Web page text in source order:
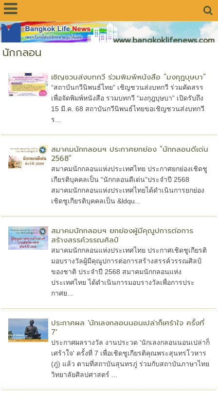
www.bangkoklifenews.com
นักกลอน
เชิญชวนส่งบทกวี ร่วมพิมพ์หนังสือ “มงกุฏบุษบา”
“สถาบันกวีนิพนธ์ไทย” เชิญชวนส่งบทกวี ร่วมคัดสรร
เพื่อจัดพิมพ์หนังสือ รวมบทกวี “มงกุฎบุษบา” เปิดรับถึง
15 มี.ค. 68 สถาบันกวีนิพนธ์ไทยขอเชิญชวนส่งบทกวี
ร...
สมาคมนักกลอนฯ ประกาศยกย่อง “นักกลอนดีเด่น
2568”
สมาคมนักกลอนแห่งประเทศไทย ประกาศยกย่องเชิดชู
เกียรติบุคคลเป็น “นักกลอนดีเด่น”ประจำปี 2568
สมาคมนักกลอนแห่งประเทศไทยได้ดำเนินการยกย่อง
เชิดชูเกียรติบุคคลเป็น &ldqu...
สมาคมนักกลอนฯ ยกย่องผู้มีคุณูปการต่อการ
สร้างสรรค์วรรณศิลป์
สมาคมนักกลอนแห่งประเทศไทย ประกาศเชิดชูเกียรติ
มอบรางวัลผู้มีคุณูปการต่อการสร้างสรรค์วรรณศิลป์
ของชาติ ประจำปี 2568 สมาคมนักกลอนแห่ง
ประเทศไทย ได้ดำเนินการมอบรางวัลเพื่อการประ
กาศย...
ประกาศผล 'นักเลงกลอนนอนเปล่าก็เศร้าใจ ครั้งที่
7'
ประกาศผลรางวัล งานประวด 'นักเลงกลอนนอนเปล่าก็
เศร้าใจ' ครั้งที่ 7 เพื่อเชิดชูเกียรติคุณพระสุนทรโวหาร
(ภู่) แล้ว ตามที่สถาบันสุนทรภู่ ร่วมกับสถาบันภาษาไทย
วิทยาลัยศิลปศาสตร์ ...